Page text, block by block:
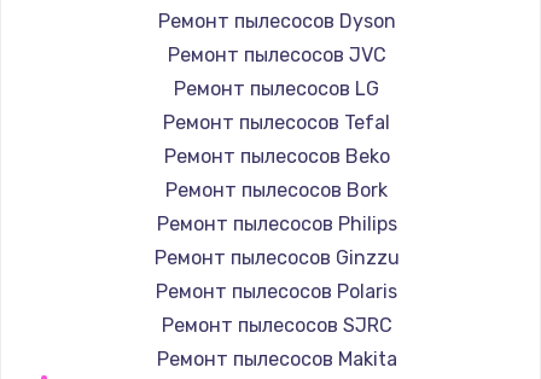
Заказать
Ремонт системной платы
Заказать
Заказать
Ремонт пылесосов Dyson
Ремонт пылесосов JVC
Ремонт пылесосов LG
Ремонт пылесосов Tefal
Ремонт пылесосов Beko
Ремонт пылесосов Bork
Ремонт пылесосов Philips
Ремонт пылесосов Ginzzu
Ремонт пылесосов Polaris
Ремонт пылесосов SJRC
Ремонт пылесосов Makita